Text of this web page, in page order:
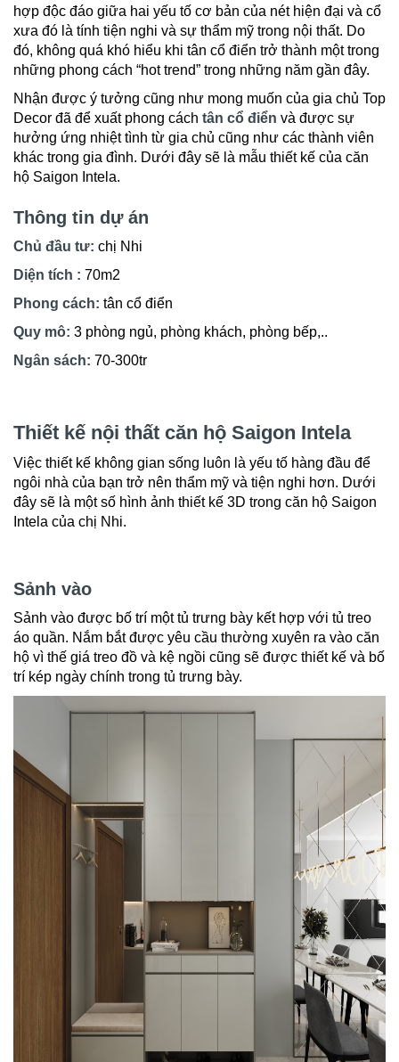
hợp độc đáo giữa hai yếu tố cơ bản của nét hiện đại và cổ
xưa đó là tính tiện nghi và sự thẩm mỹ trong nội thất. Do
đó, không quá khó hiểu khi tân cổ điển trở thành một trong
những phong cách “hot trend” trong những năm gần đây.
Nhận được ý tưởng cũng như mong muốn của gia chủ Top
Decor đã để xuất phong cách tân cổ điển và được sự
hưởng ứng nhiệt tình từ gia chủ cũng như các thành viên
khác trong gia đình. Dưới đây sẽ là mẫu thiết kế của căn
hộ Saigon Intela.
Thông tin dự án
Chủ đầu tư: chị Nhi
Diện tích : 70m2
Phong cách: tân cổ điển
Quy mô: 3 phòng ngủ, phòng khách, phòng bếp,..
Ngân sách: 70-300tr
Thiết kế nội thất căn hộ Saigon Intela
Việc thiết kế không gian sống luôn là yếu tố hàng đầu để
ngôi nhà của bạn trở nên thẩm mỹ và tiện nghi hơn. Dưới
đây sẽ là một số hình ảnh thiết kế 3D trong căn hộ Saigon
Intela của chị Nhi.
Sảnh vào
Sảnh vào được bố trí một tủ trưng bày kết hợp với tủ treo
áo quần. Nắm bắt được yêu cầu thường xuyên ra vào căn
hộ vì thế giá treo đồ và kệ ngồi cũng sẽ được thiết kế và bố
trí kép ngày chính trong tủ trưng bày.